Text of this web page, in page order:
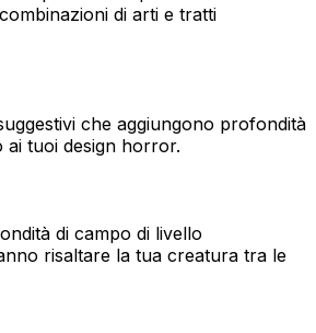
di arti e tratti
che aggiungono profondità
tuoi design horror.
di campo di livello
risaltare la tua creatura tra le